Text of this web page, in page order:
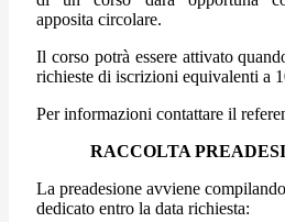
apposita circolare.
Il corso potrà essere attivato
richieste di iscrizioni equivalenti a
Per informazioni contattare il
RACCOLTA
La preadesione avviene
dedicato entro la data richiesta: